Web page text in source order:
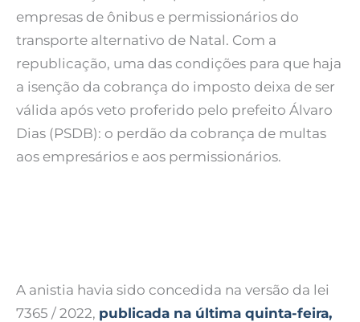
empresas de ônibus e permissionários do
transporte alternativo de Natal. Com a
republicação, uma das condições para que haja
a isenção da cobrança do imposto deixa de ser
válida após veto proferido pelo prefeito Álvaro
Dias (PSDB): o perdão da cobrança de multas
aos empresários e aos permissionários.
A anistia havia sido concedida na versão da lei
7365 / 2022, publicada na última quinta-feira,